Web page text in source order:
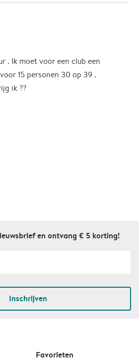
. Ik moet voor een club een
15 personen 30 op 39 .
ik ??
pagination
en ontvang € 5 korting!
Inschrijven
Favorieten